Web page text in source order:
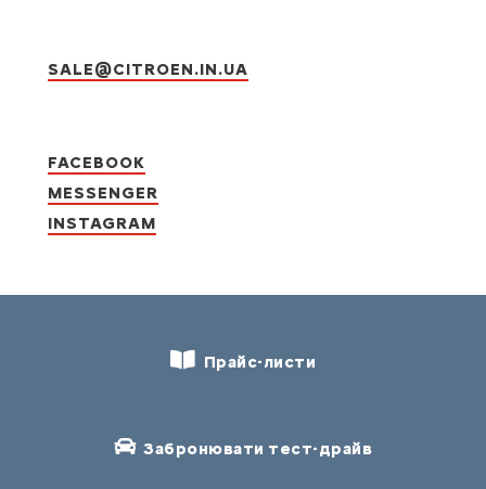
SALE@CITROEN.IN.UA
FACEBOOK
MESSENGER
INSTAGRAM
Прайс-листи
Забронювати тест-драйв